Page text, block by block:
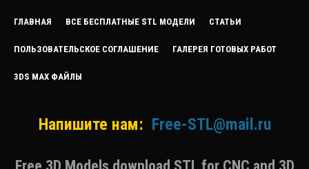
ГЛАВНАЯ ВСЕ БЕСПЛАТНЫЕ STL МОДЕЛИ СТАТЬИ
ПОЛЬЗОВАТЕЛЬСКОЕ СОГЛАШЕНИЕ ГАЛЕРЕЯ ГОТОВЫХ РАБОТ
3DS MAX ФАЙЛЫ
Напишите нам: Free-STL@mail.ru